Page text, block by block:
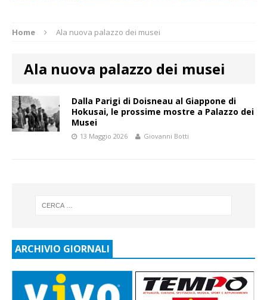
Home Ala nuova palazzo dei musei
Ala nuova palazzo dei musei
Dalla Parigi di Doisneau al Giappone di
Hokusai, le prossime mostre a Palazzo dei
Musei
13 Maggio 2026 Giovanni Botti
ARCHIVIO GIORNALI